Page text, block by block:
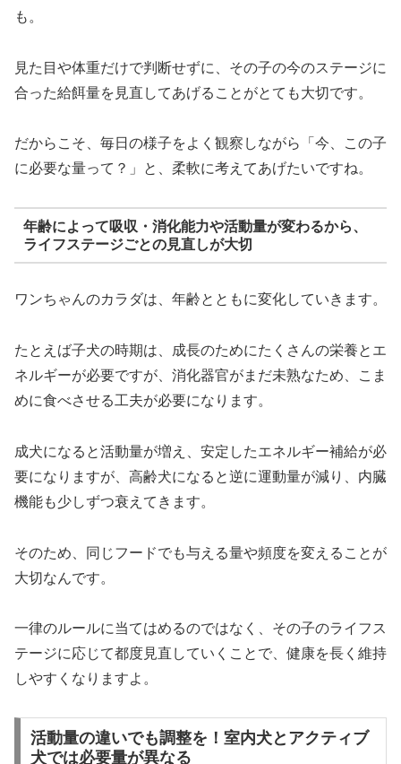
も。
見た目や体重だけで判断せずに、その子の今のステージに
合った給餌量を見直してあげることがとても大切です。
だからこそ、毎日の様子をよく観察しながら「今、この子
に必要な量って？」と、柔軟に考えてあげたいですね。
年齢によって吸収・消化能力や活動量が変わるから、
ライフステージごとの見直しが大切
ワンちゃんのカラダは、年齢とともに変化していきます。
たとえば子犬の時期は、成長のためにたくさんの栄養とエ
ネルギーが必要ですが、消化器官がまだ未熟なため、こま
めに食べさせる工夫が必要になります。
成犬になると活動量が増え、安定したエネルギー補給が必
要になりますが、高齢犬になると逆に運動量が減り、内臓
機能も少しずつ衰えてきます。
そのため、同じフードでも与える量や頻度を変えることが
大切なんです。
一律のルールに当てはめるのではなく、その子のライフス
テージに応じて都度見直していくことで、健康を長く維持
しやすくなりますよ。
活動量の違いでも調整を！室内犬とアクティブ
犬では必要量が異なる